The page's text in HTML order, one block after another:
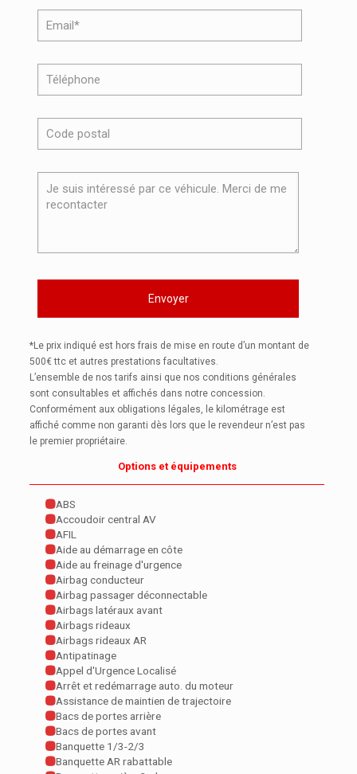
*Le prix indiqué est hors frais de mise en route d’un montant de
500€ ttc et autres prestations facultatives.
L’ensemble de nos tarifs ainsi que nos conditions générales
sont consultables et affichés dans notre concession.
Conformément aux obligations légales, le kilométrage est
affiché comme non garanti dès lors que le revendeur n’est pas
le premier propriétaire.
Options et équipements
ABS
Accoudoir central AV
AFIL
Aide au démarrage en côte
Aide au freinage d'urgence
Airbag conducteur
Airbag passager déconnectable
Airbags latéraux avant
Airbags rideaux
Airbags rideaux AR
Antipatinage
Appel d'Urgence Localisé
Arrêt et redémarrage auto. du moteur
Assistance de maintien de trajectoire
Bacs de portes arrière
Bacs de portes avant
Banquette 1/3-2/3
Banquette AR rabattable